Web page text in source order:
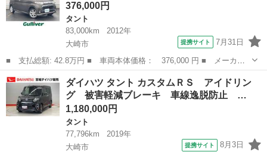
トアシスト...
376,000円
タント
83,000km
2012年
大崎市
提携サイト 7月31日
■ 支払総額: 42.8万円 ■ 車両本体価格： 376,000 円 ■ メーカー
名： ダイハツ ■ 車種名： タント ■ グレード名： カスタムＲ
Ｓ ■ 排気量： 660cc ■ ドア枚数： 5D ■ ミッション： イン...
宮城 大崎市 タント
ダイハツ タント カスタムＲＳ アイドリン
グ 被害軽減ブレーキ 車線逸脱防止 …
1,180,000円
タント
77,796km
2019年
大崎市
提携サイト 8月3日